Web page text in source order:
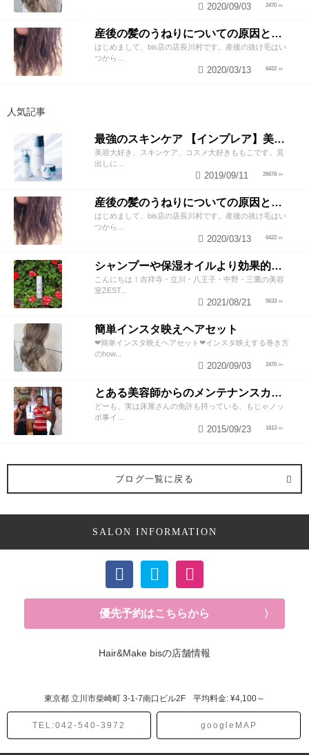
2470
2020/09/03
産後の髪のうねりについての原因と対策！
はじめまして、bis店の店長川村です。産後の抜け毛はい
つから...
6422
2020/03/13
人気記事
最強のスキンケア 【インプレア】美容師がオススメする、神ポイント5つ公開！
美容大好き、スキンケア、コスメ大好きももこです。見
出しに...
26678
2019/09/11
産後の髪のうねりについての原因と対策！
はじめまして、bis店の店長川村です。産後の抜け毛はい
つから...
6422
2020/03/13
シャンプーや保湿オイルより効果的！？美容師が教える頭皮の臭い＆乾燥ケアとは
こんにちは！吉祥寺・立川・八王子・中野・三鷹の美容
室ZEST...
5633
2021/08/21
簡単インスタ映えヘアセット
❤︎簡単インスタ映えヘアセット❤︎インスタ映えする巻き方
のhow...
2470
2020/09/03
とある美容師からのメンテナンスカットのススメ
どーも、実は床屋さんの免許も持っている、もじゃノッ
ポ事イ...
1813
2015/09/23
ブログ一覧に戻る
SALON INFORMATION
優先予約はこちらから
Hair&Make bisの店舗情報
東京都 立川市柴崎町 3-1-7南口ビル2F 平均料金: ¥4,100～
TEL:042-540-3972 googleMAP